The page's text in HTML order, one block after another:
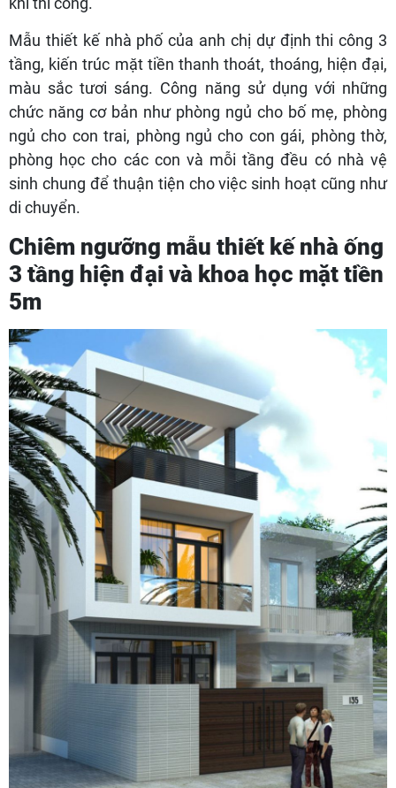
Mẫu thiết kế nhà phố của anh chị dự định thi công 3
tầng, kiến trúc mặt tiền thanh thoát, thoáng, hiện đại,
màu sắc tươi sáng. Công năng sử dụng với những
chức năng cơ bản như phòng ngủ cho bố mẹ, phòng
ngủ cho con trai, phòng ngủ cho con gái, phòng thờ,
phòng học cho các con và mỗi tầng đều có nhà vệ
sinh chung để thuận tiện cho việc sinh hoạt cũng như
di chuyển.
Chiêm ngưỡng mẫu thiết kế nhà ống
3 tầng hiện đại và khoa học mặt tiền
5m